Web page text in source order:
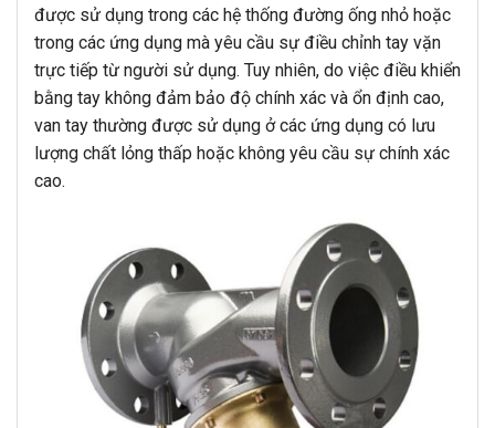
được sử dụng trong các hệ thống đường ống nhỏ hoặc
trong các ứng dụng mà yêu cầu sự điều chỉnh tay vặn
trực tiếp từ người sử dụng. Tuy nhiên, do việc điều khiển
bằng tay không đảm bảo độ chính xác và ổn định cao,
van tay thường được sử dụng ở các ứng dụng có lưu
lượng chất lỏng thấp hoặc không yêu cầu sự chính xác
cao.